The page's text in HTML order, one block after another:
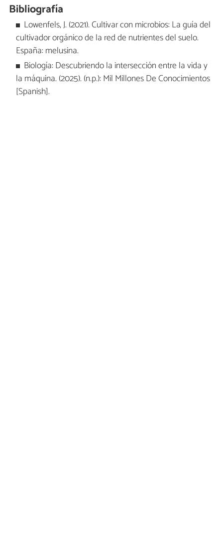
Bibliografía
Lowenfels, J. (2021). Cultivar con microbios: La guía del
cultivador orgánico de la red de nutrientes del suelo.
España: melusina.
Biología: Descubriendo la intersección entre la vida y
la máquina. (2025). (n.p.): Mil Millones De Conocimientos
[Spanish].